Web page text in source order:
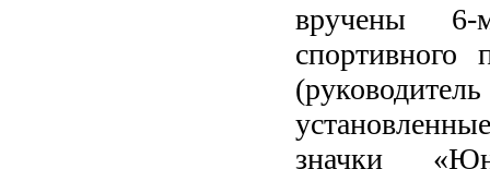
вручены 6-
спортивного
значки